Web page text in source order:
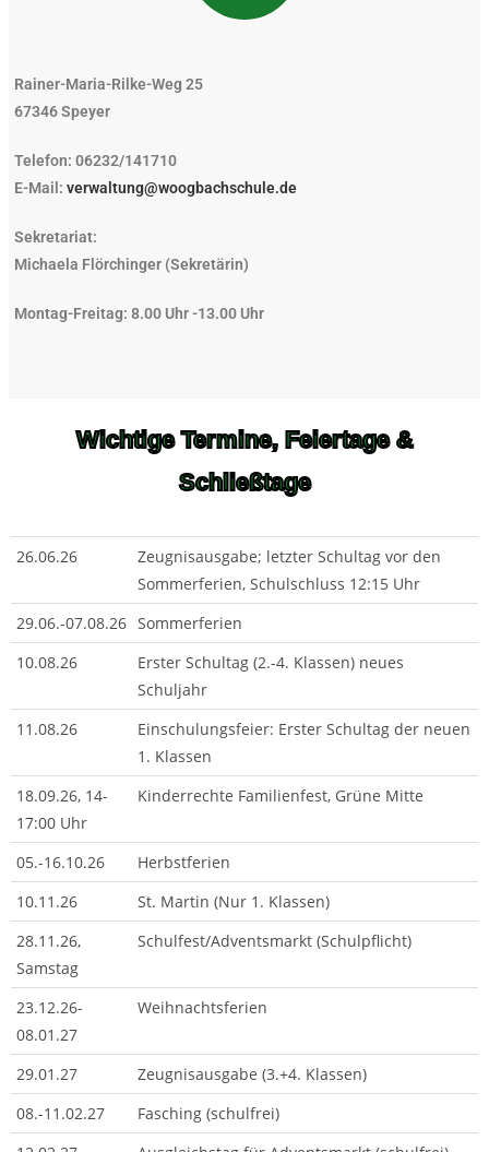
Rainer-Maria-Rilke-Weg 25
67346 Speyer
Telefon: 06232/141710
E-Mail: verwaltung@woogbachschule.de
Sekretariat:
Michaela Flörchinger (Sekretärin)
Montag-Freitag: 8.00 Uhr -13.00 Uhr
Wichtige Termine, Feiertage &
Schließtage
26.06.26
Zeugnisausgabe; letzter Schultag vor den
Sommerferien, Schulschluss 12:15 Uhr
29.06.-07.08.26 Sommerferien
10.08.26
Erster Schultag (2.-4. Klassen) neues
Schuljahr
11.08.26
Einschulungsfeier: Erster Schultag der neuen
1. Klassen
18.09.26, 14-
17:00 Uhr
Kinderrechte Familienfest, Grüne Mitte
05.-16.10.26
Herbstferien
10.11.26
St. Martin (Nur 1. Klassen)
28.11.26,
Samstag
Schulfest/Adventsmarkt (Schulpflicht)
23.12.26-
08.01.27
Weihnachtsferien
29.01.27
Zeugnisausgabe (3.+4. Klassen)
08.-11.02.27
Fasching (schulfrei)